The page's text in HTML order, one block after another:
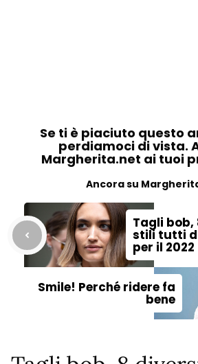
Se ti è piaciuto questo
perdiamoci di vista.
Margherita.net ai tuoi
Ancora su
Tagli bob,
stili tutti
per il 2022
Smile! Perché ridere fa
bene